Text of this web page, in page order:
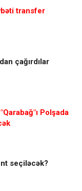
transfer
çağırdılar
Polşada
seçiləcək?